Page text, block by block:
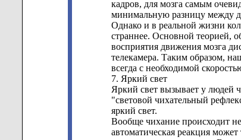
кадров, для мозга самым
минимальную разницу между
Однако и в реальной жизни
страннее. Основной теорией,
восприятия движения мозга
телекамера. Таким образом,
всегда с необходимой
7. Яркий свет
Яркий свет вызывает у людей
"световой чихательный
яркий свет.
Вообще чихание происходит
автоматическая реакция может